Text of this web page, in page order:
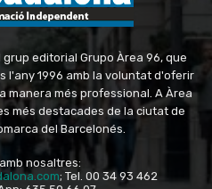
editorial Grupo Àrea 96, que
l'any 1996 amb la voluntat d'oferir
manera més professional. A Àrea
més destacades de la ciutat de
del Barcelonés.
nosaltres:
; Tel. 00 34 93 462